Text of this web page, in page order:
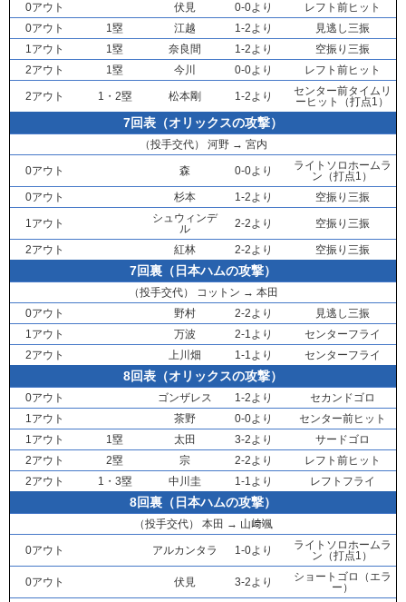
0アウト 伏見 0-0より
レフト前ヒット
0アウト
1塁 江越 1-2より
見逃し三振
1アウト
1塁 奈良間 1-2より
空振り三振
2アウト
1塁 今川 0-0より レフト前ヒット
2アウト 1・2塁 松本剛 1-2より
センター前タイムリ
ーヒット（打点1）
7回表（オリックスの攻撃）
（投手交代） 河野→ 宮内
0アウト 森 0-0より
ライトソロホームラ
ン（打点1）
0アウト
杉本 1-2より 空振り三振
1アウト
シュウィンデ
ル
2-2より 空振り三振
2アウト 紅林 2-2より 空振り三振
7回裏（日本ハムの攻撃）
（投手交代） コットン → 本田
0アウト
野村 2-2より
見逃し三振
1アウト
万波 2-1より
センターフライ
2アウト
上川畑 1-1より センターフライ
8回表（オリックスの攻撃）
0アウト ゴンザレス 1-2より
セカンドゴロ
1アウト
茶野 0-0より
センター前ヒット
1アウト
1塁 太田 3-2より
サードゴロ
2アウト
2塁 宗 2-2より
レフト前ヒット
2アウト
1・3塁 中川圭 1-1より レフトフライ
8回裏（日本ハムの攻撃）
（投手交代） 本田 → 山﨑颯
0アウト アルカンタラ 1-0より
ライトソロホームラ
ン（打点1）
0アウト 伏見 3-2より
ショートゴロ（エラ
ー）